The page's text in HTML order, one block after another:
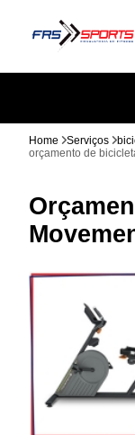
Home Serviços
orçamento de